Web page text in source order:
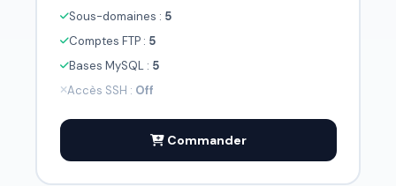
Sous-domaines : 5
Comptes FTP : 5
Bases MySQL : 5
Accès SSH : Off
Commander